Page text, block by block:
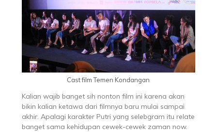
Cast film Temen Kondangan
Kalian wajib banget sih nonton film ini karena akan
bikin kalian ketawa dari filmnya baru mulai sampai
akhir. Apalagi karakter Putri yang selebgram itu relate
banget sama kehidupan cewek-cewek zaman now.